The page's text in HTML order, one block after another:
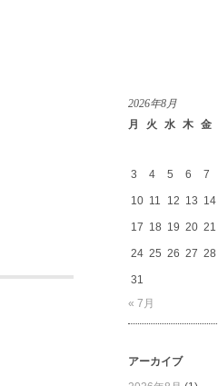
2026年8月
月
火 水 木 金
3 4 5 6 7
10 11 12 13 14
17 18 19 20 21
24 25 26 27 28
31
« 7月
アーカイブ